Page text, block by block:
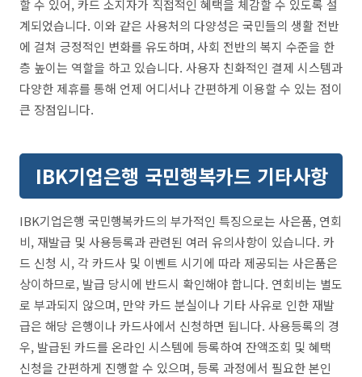
할 수 있어, 카드 소지자가 직접적인 혜택을 체감할 수 있도록 설
계되었습니다. 이와 같은 사용처의 다양성은 국민들의 생활 전반
에 걸쳐 긍정적인 변화를 유도하며, 사회 전반의 복지 수준을 한
층 높이는 역할을 하고 있습니다. 사용자 친화적인 결제 시스템과
다양한 제휴를 통해 언제 어디서나 간편하게 이용할 수 있는 점이
큰 장점입니다.
IBK기업은행 국민행복카드 기타사항
IBK기업은행 국민행복카드의 부가적인 특징으로는 사은품, 연회
비, 재발급 및 사용등록과 관련된 여러 유의사항이 있습니다. 카
드 신청 시, 각 카드사 및 이벤트 시기에 따라 제공되는 사은품은
상이하므로, 발급 당시에 반드시 확인해야 합니다. 연회비는 별도
로 부과되지 않으며, 만약 카드 분실이나 기타 사유로 인한 재발
급은 해당 은행이나 카드사에서 신청하면 됩니다. 사용등록의 경
우, 발급된 카드를 온라인 시스템에 등록하여 잔액조회 및 혜택
신청을 간편하게 진행할 수 있으며, 등록 과정에서 필요한 본인